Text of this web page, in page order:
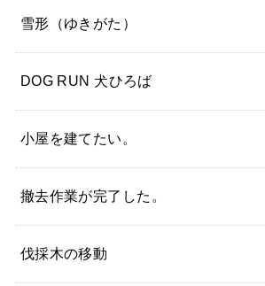
雪形（ゆきがた）
DOG RUN 犬ひろば
小屋を建てたい。
撤去作業が完了した。
伐採木の移動